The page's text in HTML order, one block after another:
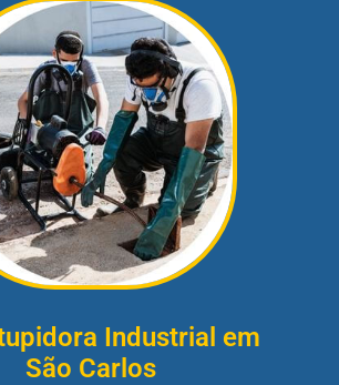
Industrial em
São Carlos